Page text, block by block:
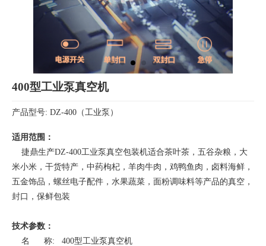
400型工业泵真空机
产品型号: DZ-400（工业泵）
适用范围：
捷鼎生产DZ-400工业泵真空包装机适合茶叶茶，五谷杂粮，大
米小米，干货特产，中药枸杞，羊肉牛肉，鸡鸭鱼肉，卤料海鲜，
五金饰品，螺丝电子配件，水果蔬菜，面粉调味料等产品的真空，
封口，保鲜包装
技术参数：
名 称: 400型工业泵真空机